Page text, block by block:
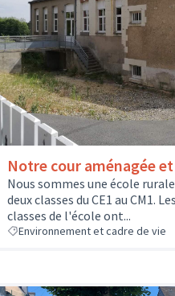
Notre cour aménagée
Nous sommes une école
deux classes du CE1 au CM1.
classes de l'école ont...
Environnement et cadre de vie